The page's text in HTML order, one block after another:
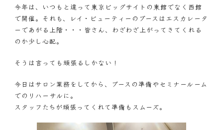
今年は、いつもと違って東京ビッグサイトの東館でなく西館
で開催。それも、レイ・ビューティーのブースはエスカレータ
ーであがる上階・・・皆さん、わざわざ上がってきてくれる
のか少し心配。
そうは言っても頑張るしかない！
今日はサロン業務をしてから、ブースの準備やセミナールーム
でのリハーサルに。
スタッフたちが頑張ってくれて準備もスムーズ。